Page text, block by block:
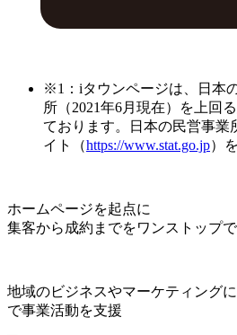
※1：iタウンページは、日本
所（2021年6月現在）を上回
ております。日本の民営事業
イト（https://www.stat.go.jp）
ホームページを起点に
集客から成約までをワンストップ
地域のビジネスやマーケティング
で事業活動を支援